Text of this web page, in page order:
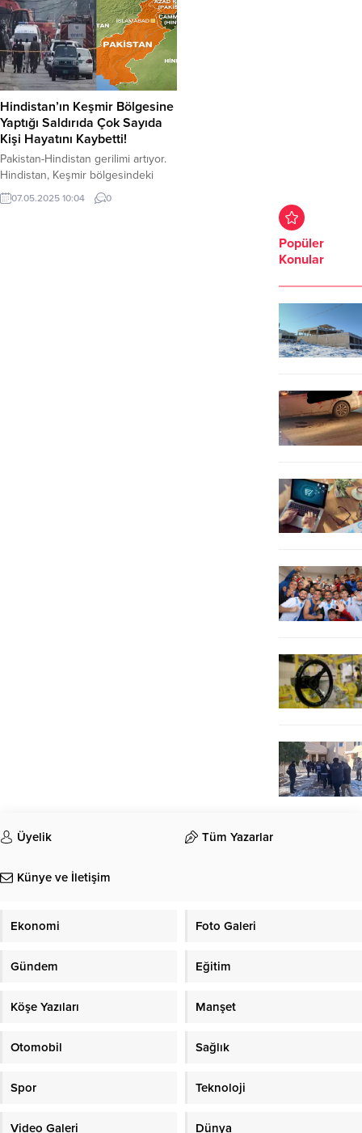
Hindistan’ın Keşmir Bölgesine
Yaptığı Saldırıda Çok Sayıda
Kişi Hayatını Kaybetti!
Pakistan-Hindistan gerilimi artıyor.
Hindistan, Keşmir bölgesindeki
Muzaferabad kentine füzelerle
düzenlediği saldırıda ölü sayısı
07.05.2025 10:04 0
Popüler
Konular
Üyelik Tüm Yazarlar
Künye ve İletişim
Ekonomi Foto Galeri
Gündem Eğitim
Köşe Yazıları Manşet
Otomobil Sağlık
Spor Teknoloji
Video Galeri Dünya